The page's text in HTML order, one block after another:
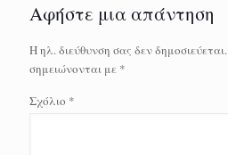
Αφήστε μια απάντηση
Η ηλ. διεύθυνση σας δεν δημοσιεύεται.
σημειώνονται με *
Σχόλιο *